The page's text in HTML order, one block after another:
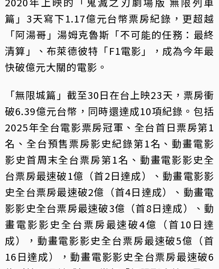
篇」3天寫下1.17億元台幣票房紀錄，更超越
「阿湯哥」湯姆克魯斯「不可能的任務：最終
清算」、布萊德彼特「F1電影」，成為今年最
快破億元大關的電影。
「無限城篇」截至30日在台上映23天，票房衝
破6.39億元台幣，同時還達成10項紀錄。包括
2025年全台電影票房冠軍、全台首日票房第1
名、全台預售票房影史紀錄第1名、動畫電影
影史首周末全台票房第1名、動畫電影影史全
台票房最速破1億（首2日達成）、動畫電影影
史全台票房最速破2億（首4日達成）、動畫電
影影史全台票房最速破3億（首8日達成）、動
畫電影影史全台票房最速破4億（首10日達
成），動畫電影影史全台票房最速破5億（首
16日達成），動畫電影影史全台票房最速破6